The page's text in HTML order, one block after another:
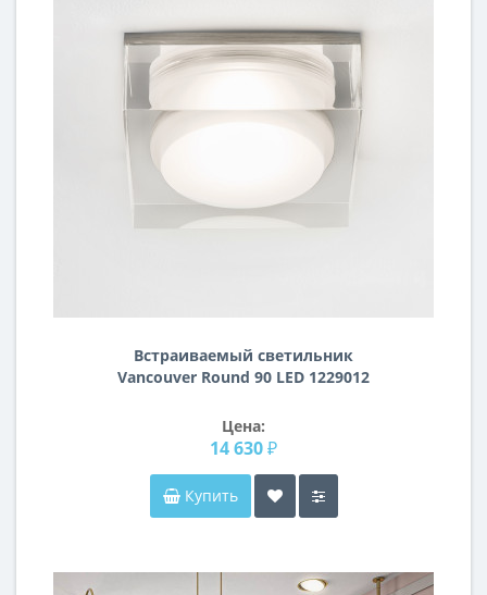
Встраиваемый светильник
Vancouver Round 90 LED 1229012
Цена:
14 630 ₽
Купить